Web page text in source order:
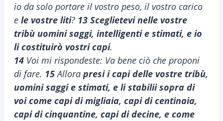
io da solo portare il vostro peso, il vostro carico
e le vostre liti? 13 Sceglietevi nelle vostre
tribù uomini saggi, intelligenti e stimati, e io
li costituirò vostri capi.
14 Voi mi rispondeste: Va bene ciò che proponi
di fare. 15Allora presi i capi delle vostre tribù,
uomini saggi e stimati, e li stabilii sopra di
voi come capi di migliaia, capi di centinaia,
capi di cinquantine, capi di decine, e come